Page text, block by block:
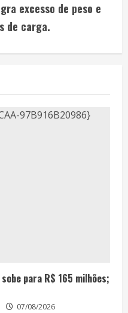
excesso de peso e
de carga.
para R$ 165 milhões;
07/08/2026